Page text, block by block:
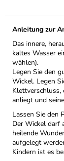
Anleitung zur
Das innere,
kaltes Wasser
wählen).
Legen Sie den
Wickel. Legen
anliegt und
Lassen Sie den
Der Wickel darf
heilende
aufgelegt
Kindern ist es